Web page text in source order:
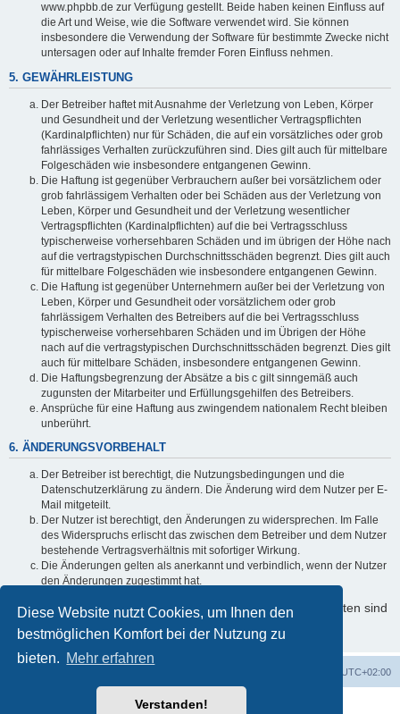
Diese Website nutzt Cookies, um Ihnen den
bestmöglichen Komfort bei der Nutzung zu
bieten. Mehr erfahren
Verstanden!
www.phpbb.de zur Verfügung gestellt. Beide haben keinen Einfluss auf
die Art und Weise, wie die Software verwendet wird. Sie können
insbesondere die Verwendung der Software für bestimmte Zwecke nicht
untersagen oder auf Inhalte fremder Foren Einfluss nehmen.
5. GEWÄHRLEISTUNG
Der Betreiber haftet mit Ausnahme der Verletzung von Leben, Körper
und Gesundheit und der Verletzung wesentlicher Vertragspflichten
(Kardinalpflichten) nur für Schäden, die auf ein vorsätzliches oder grob
fahrlässiges Verhalten zurückzuführen sind. Dies gilt auch für mittelbare
Folgeschäden wie insbesondere entgangenen Gewinn.
Die Haftung ist gegenüber Verbrauchern außer bei vorsätzlichem oder
grob fahrlässigem Verhalten oder bei Schäden aus der Verletzung von
Leben, Körper und Gesundheit und der Verletzung wesentlicher
Vertragspflichten (Kardinalpflichten) auf die bei Vertragsschluss
typischerweise vorhersehbaren Schäden und im übrigen der Höhe nach
auf die vertragstypischen Durchschnittsschäden begrenzt. Dies gilt auch
für mittelbare Folgeschäden wie insbesondere entgangenen Gewinn.
Die Haftung ist gegenüber Unternehmern außer bei der Verletzung von
Leben, Körper und Gesundheit oder vorsätzlichem oder grob
fahrlässigem Verhalten des Betreibers auf die bei Vertragsschluss
typischerweise vorhersehbaren Schäden und im Übrigen der Höhe
nach auf die vertragstypischen Durchschnittsschäden begrenzt. Dies gilt
auch für mittelbare Schäden, insbesondere entgangenen Gewinn.
Die Haftungsbegrenzung der Absätze a bis c gilt sinngemäß auch
zugunsten der Mitarbeiter und Erfüllungsgehilfen des Betreibers.
Ansprüche für eine Haftung aus zwingendem nationalem Recht bleiben
unberührt.
6. ÄNDERUNGSVORBEHALT
Der Betreiber ist berechtigt, die Nutzungsbedingungen und die
Datenschutzerklärung zu ändern. Die Änderung wird dem Nutzer per E-
Mail mitgeteilt.
Der Nutzer ist berechtigt, den Änderungen zu widersprechen. Im Falle
des Widerspruchs erlischt das zwischen dem Betreiber und dem Nutzer
bestehende Vertragsverhältnis mit sofortiger Wirkung.
Die Änderungen gelten als anerkannt und verbindlich, wenn der Nutzer
den Änderungen zugestimmt hat.
Informationen über den Umgang mit Ihren persönlichen Daten sind
in der Datenschutzerklärung enthalten.
UTC+02:00
Powered byphpBB® Forum Software © phpBB Limited